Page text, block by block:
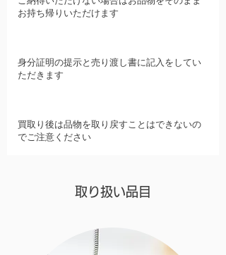
お持ち帰りいただけます
身分証明の提示と売り渡し書に記入をしてい
ただきます
買取り後は品物を取り戻すことはできないの
でご注意ください
取り扱い品目